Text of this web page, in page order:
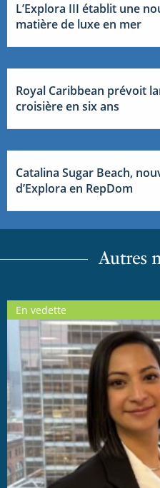
L’Explora III établit une
matière de luxe en mer
Royal Caribbean prévoit
croisière en six ans
Catalina Sugar Beach,
d’Explora en RepDom
Autres
En vedette